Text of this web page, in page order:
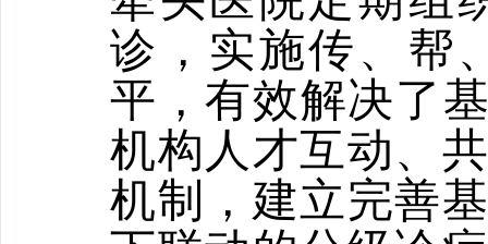
诊，实施传、帮
平，有效解决了
机构人才互动、
机制，建立完善